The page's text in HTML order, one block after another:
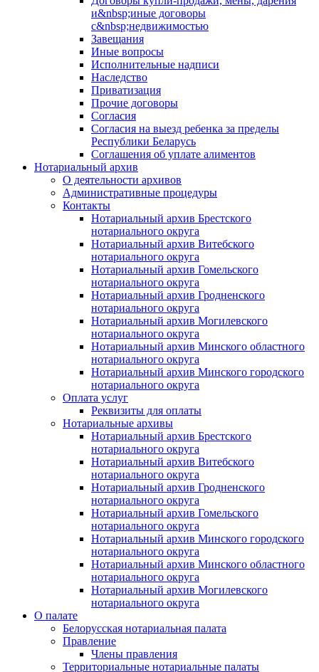
и&nbsp;иные договоры
с&nbsp;недвижимостью
Завещания
Иные вопросы
Исполнительные надписи
Наследство
Приватизация
Прочие договоры
Согласия
Согласия на выезд ребенка за пределы
Республики Беларусь
Соглашения об уплате алиментов
Нотариальный архив
О деятельности архивов
Административные процедуры
Контакты
Нотариальный архив Брестского
нотариального округа
Нотариальный архив Витебского
нотариального округа
Нотариальный архив Гомельского
нотариального округа
Нотариальный архив Гродненского
нотариального округа
Нотариальный архив Могилевского
нотариального округа
Нотариальный архив Минского областного
нотариального округа
Нотариальный архив Минского городского
нотариального округа
Оплата услуг
Реквизиты для оплаты
Нотариальные архивы
Нотариальный архив Брестского
нотариального округа
Нотариальный архив Витебского
нотариального округа
Нотариальный архив Гродненского
нотариального округа
Нотариальный архив Гомельского
нотариального округа
Нотариальный архив Минского городского
нотариального округа
Нотариальный архив Минского областного
нотариального округа
Нотариальный архив Могилевского
нотариального округа
О палате
Белорусская нотариальная палата
Правление
Члены правления
Территориальные нотариальные палаты